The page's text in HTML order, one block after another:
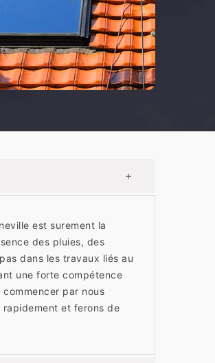
+
est surement la
des pluies, des
dans les travaux liés au
une forte compétence
par nous
et ferons de